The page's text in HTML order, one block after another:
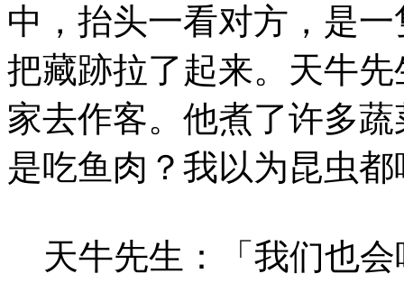
中，抬头一看对方，是
把藏跡拉了起来。天牛
家去作客。他煮了许多
是吃鱼肉？我以为昆虫
天牛先生：「我们也会